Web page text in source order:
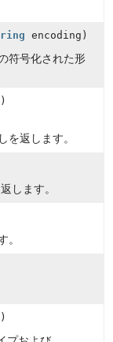
encoding)
符号化された形
を返します。
します。
。